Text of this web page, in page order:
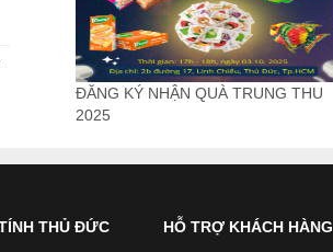
ĐĂNG KÝ NHẬN QUÀ TRUNG THU
2025
THỦ ĐỨC HỖ TRỢ KHÁCH HÀNG